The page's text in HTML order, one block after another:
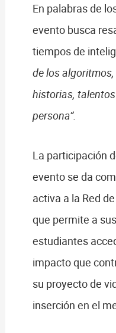
En palabras de
evento busca
tiempos de
de los
historias,
persona”.
La participación
evento se da
activa a la Red
que permite a
estudiantes
impacto que
su proyecto de
inserción en el